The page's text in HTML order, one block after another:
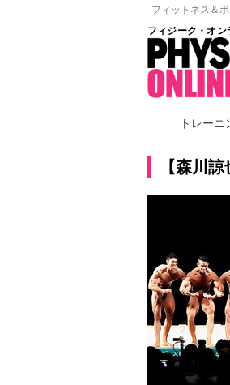
フィットネス＆
フィジーク・オン
トレーニ
【森川